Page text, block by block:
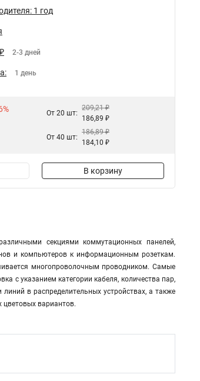
1 год
2-3 дней
1 день
От 20 шт:
209,21 ₽
186,89 ₽
От 40 шт:
186,89 ₽
184,10 ₽
В корзину
секциями коммутационных панелей,
и компьютеров к информационным розеткам.
многопроволочным проводником. Самые
с указанием категории кабеля, количества пар,
в распределительных устройствах, а также
цветовых вариантов.